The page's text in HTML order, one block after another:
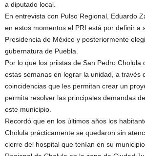
a diputado local.
En entrevista con Pulso Regional, Eduardo
en estos momentos el PRI está por definir a
Presidencia de México y posteriormente
gubernatura de Puebla.
Por lo que los priistas de San Pedro Cholula
estas semanas en lograr la unidad, a través
coincidencias que les permitan crear un
permita resolver las principales demandas
este municipio.
Recordó que en los últimos años los
Cholula prácticamente se quedaron sin
cierre del hospital que tenían en su